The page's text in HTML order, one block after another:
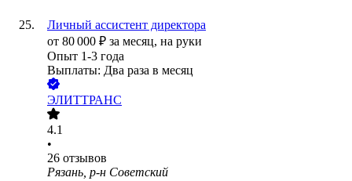
Личный ассистент директора
от 80 000 ₽ за месяц, на руки
Опыт 1-3 года
Выплаты: Два раза в месяц
ЭЛИТТРАНС
4.1
•
26 отзывов
Рязань, р-н Советский